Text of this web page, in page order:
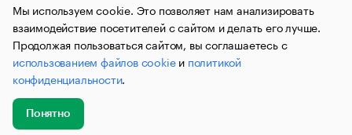
© АО «РОСБИЗНЕСКОНСАЛТИНГ»,1995–2026.Сообщения
и материалы информационного агентства «РБК»
(зарегистрировано Федеральной службой по надзору в сфере
связи, информационных технологий и массовых
коммуникаций (Роскомнадзор) 09.12.2015 за номером ИА
№ФС77-63848) сопровождаются пометкой «РБК». Отдельные
публикации могут содержать информацию,
не предназначенную для пользователей
до 18 лет.
Мы используем cookie. Это позволяет нам анализировать
взаимодействие посетителей с сайтом и делать его лучше.
Продолжая пользоваться сайтом, вы соглашаетесь с
использованием файлов cookieи политикой
конфиденциальности.
Понятно